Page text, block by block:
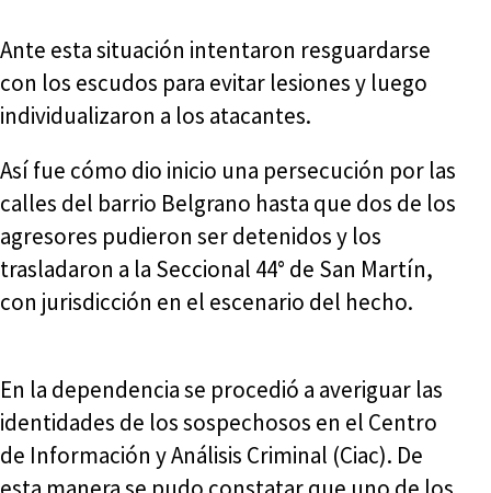
Ante esta situación intentaron resguardarse
con los escudos para evitar lesiones y luego
individualizaron a los atacantes.
Así fue cómo dio inicio una persecución por las
calles del barrio Belgrano hasta que dos de los
agresores pudieron ser detenidos y los
trasladaron a la Seccional 44° de San Martín,
con jurisdicción en el escenario del hecho.
En la dependencia se procedió a averiguar las
identidades de los sospechosos en el Centro
de Información y Análisis Criminal (Ciac). De